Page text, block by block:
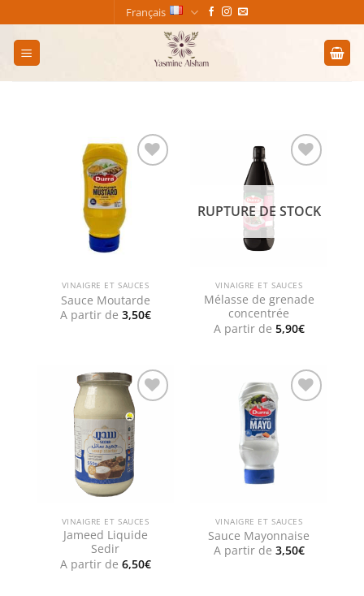
au
contenu
Français
VINAIGRE ET SAUCES
Sauce Moutarde
A partir de 3,50€
RUPTURE DE STOCK
VINAIGRE ET SAUCES
Mélasse de grenade
concentrée
A partir de 5,90€
Add to
wishlist
VINAIGRE ET SAUCES
Jameed Liquide
Sedir
A partir de 6,50€
VINAIGRE ET SAUCES
Sauce Mayonnaise
A partir de 3,50€